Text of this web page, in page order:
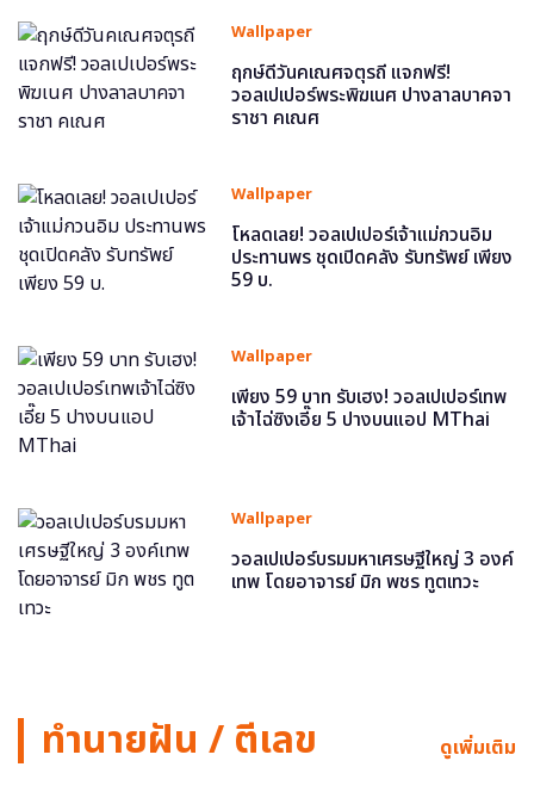
Wallpaper
ฤกษ์ดีวันคเณศจตุรถี แจกฟรี!
วอลเปเปอร์พระพิฆเนศ ปางลาลบาคจา
ราชา คเณศ
Wallpaper
โหลดเลย! วอลเปเปอร์เจ้าแม่กวนอิม
ประทานพร ชุดเปิดคลัง รับทรัพย์ เพียง
59 บ.
Wallpaper
เพียง 59 บาท รับเฮง! วอลเปเปอร์เทพ
เจ้าไฉ่ซิงเอี๊ย 5 ปางบนแอป MThai
Wallpaper
วอลเปเปอร์บรมมหาเศรษฐีใหญ่ 3 องค์
เทพ โดยอาจารย์ มิก พชร ทูตเทวะ
ทำนายฝัน / ตีเลข ดูเพิ่มเติม